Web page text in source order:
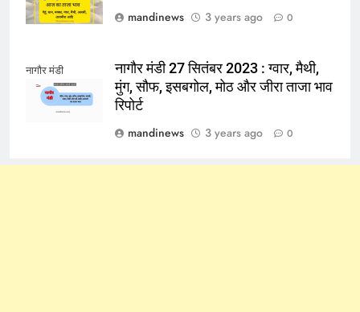
mandinews
3 years ago 0
नागौर मंडी
नागौर मंडी 27 सितंबर 2023 : ग्वार, मैथी,
मुंग, सौफ, इसबगोल, मोठ और जीरा ताजा भाव
रिपोर्ट
mandinews
3 years ago 0